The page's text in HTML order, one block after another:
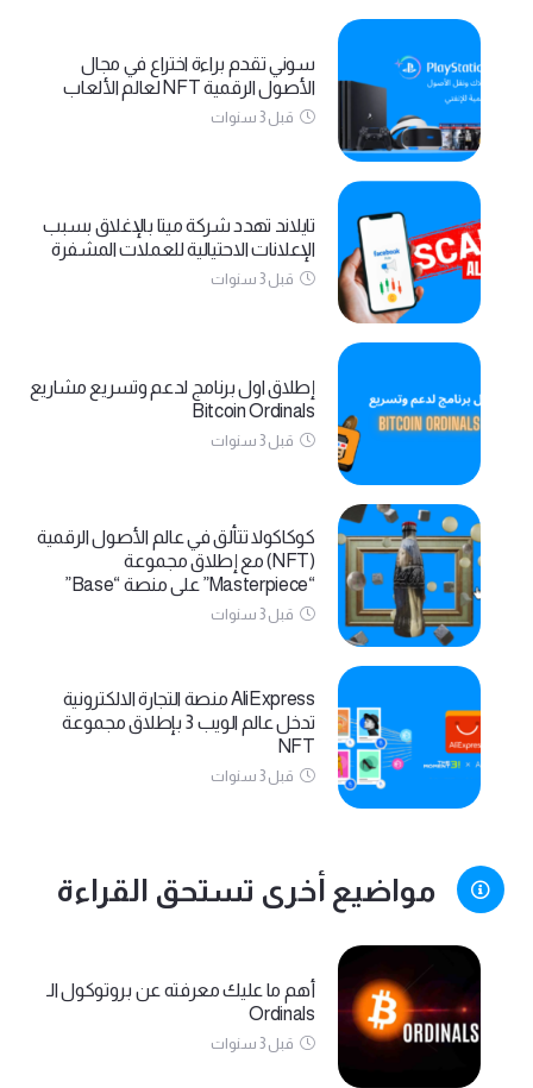
سوني تقدم براءة اختراع في مجال
الأصول الرقمية NFT لعالم الألعاب
قبل 3 سنوات
تايلاند تهدد شركة ميتا بالإغلاق بسبب
الإعلانات الاحتيالية للعملات المشفرة
قبل 3 سنوات
إطلاق اول برنامج لدعم وتسريع مشاريع
Bitcoin Ordinals
قبل 3 سنوات
كوكاكولا تتألق في عالم الأصول الرقمية
(NFT) مع إطلاق مجموعة
“Masterpiece” على منصة “Base”
قبل 3 سنوات
AliExpress منصة التجارة الالكترونية
تدخل عالم الويب 3 بإطلاق مجموعة
NFT
قبل 3 سنوات
مواضيع أخرى تستحق القراءة
أهم ما عليك معرفته عن بروتوكول الـ
Ordinals
قبل 3 سنوات